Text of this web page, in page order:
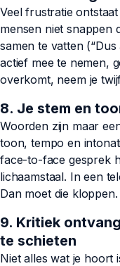
Veel frustratie
mensen niet snappen
samen te vatten
actief mee te nemen,
overkomt, neem je
8. Je stem en
Woorden zijn maar
toon, tempo en
face-to-face gesprek
lichaamstaal. In een
Dan moet die kloppen.
9. Kritiek
te schieten
Niet alles wat je hoort